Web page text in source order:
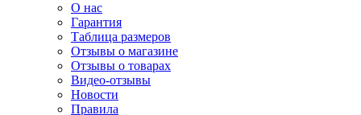
О нас
Гарантия
Таблица размеров
Отзывы о магазине
Отзывы о товарах
Видео-отзывы
Новости
Правила